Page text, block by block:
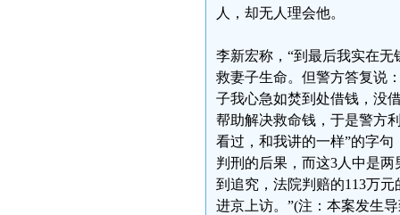
人，却无人理会他。
李新宏称，“到最后我实在
救妻子生命。但警方答复说
子我心急如焚到处借钱，没
帮助解决救命钱，于是警方
看过，和我讲的一样”的字
判刑的后果，而这3人中是
到追究，法院判赔的113万
进京上访。”(注：本案发生